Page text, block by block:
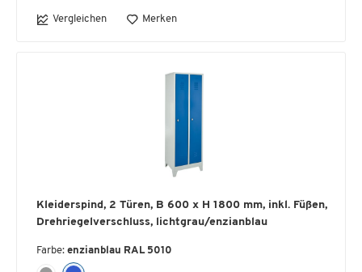
Vergleichen Merken
Kleiderspind, 2 Türen, B 600 x H 1800 mm, inkl. Füßen,
Drehriegelverschluss, lichtgrau/enzianblau
Farbe: enzianblau RAL 5010